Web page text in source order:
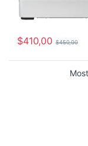
$410,00 $450,00